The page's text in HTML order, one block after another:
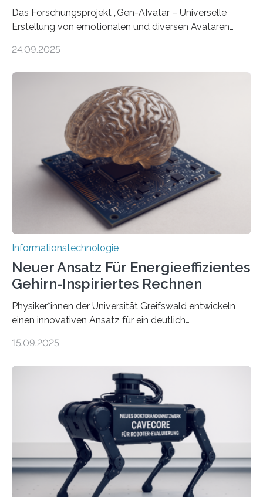
Das Forschungsprojekt „Gen-AIvatar – Universelle
Erstellung von emotionalen und diversen Avataren
Förderung in Höhe von rund 2 Millionen Euro. Dabei
der Universität Bonn und der TH Köln gemeinsam mit
der MindPort GmbH eine neuartige, KI-gestützte
Lösung zur Erzeugung von Emotionen für realistische
Avatare. Gen-AIvatar entwickelt innovative und
kosteneffiziente Methoden, um lebensechte Avatare zu
erstellen. „Besonders wichtig ist uns eine ganzheitliche
Animation, bei der Stimme, Körperbewegung, Gestik
und Mimik im Einklang sind…
24.09.2025
Informationstechnologie
Neuer Ansatz Für Energieeffizientes
Gehirn-Inspiriertes Rechnen
Physiker*innen der Universität Greifswald entwickeln
einen innovativen Ansatz für ein deutlich
Lösungsweg ist inspiriert vom menschlichen Gehirn. Die
stellt die heutige Computertechnik vor
Herausforderungen. Herkömmliche Silizium-
Prozessoren stoßen an ihre Grenzen: Sie verbrauchen
viel Energie, die Speicher- und Verarbeitungseinheiten
sind voneinander getrennt und die Datenübertragung
bremst komplexe Anwendungen aus. Da KI-Modelle
immer größer werden und riesige Datenmengen
verarbeiten müssen, steigt der Bedarf an neuen
Rechenarchitekturen. Neben Quantencomputern
15.09.2025